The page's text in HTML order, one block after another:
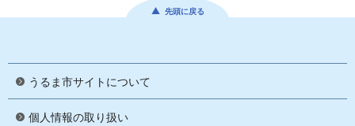
先頭に戻る
うるま市サイトについて
個人情報の取り扱い